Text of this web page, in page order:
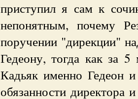
приступил я сам к
непонятным, почему
поручении "дирекции"
Гедеону, тогда как за 5
Кадьяк именно Гедеон
обязанности директора